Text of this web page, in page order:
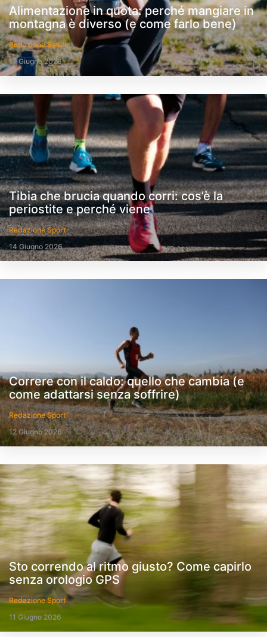
Alimentazione in quota: perché mangiare in
montagna è diverso (e come farlo bene)
Redazione Salute
17 Giugno 2026
Tibia che brucia quando corri: cos’è la
periostite e perché viene
Redazione Sport
14 Giugno 2026
Correre con il caldo: quello che cambia (e
come adattarsi senza soffrire)
Redazione Sport
12 Giugno 2026
Sto correndo al ritmo giusto? Come capirlo
senza orologio GPS
Redazione Sport
11 Giugno 2026